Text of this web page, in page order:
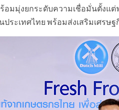
อมมุ่งยกระดับความเชื่อมั่นตั้งแ
ระเทศไทย พร้อมส่งเสริมเศรษ